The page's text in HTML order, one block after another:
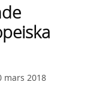
mars 2018